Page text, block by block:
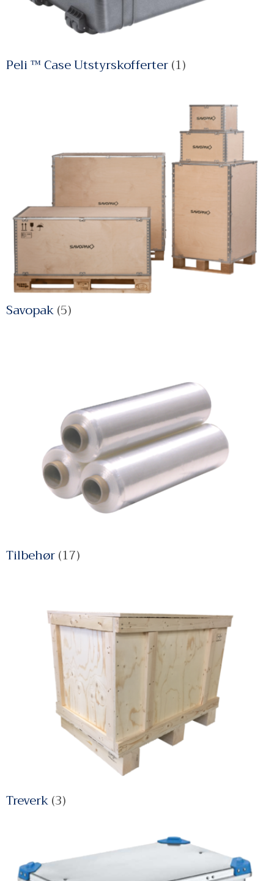
Peli ™ Case Utstyrskofferter(1)
Savopak(5)
Tilbehør(17)
Treverk(3)